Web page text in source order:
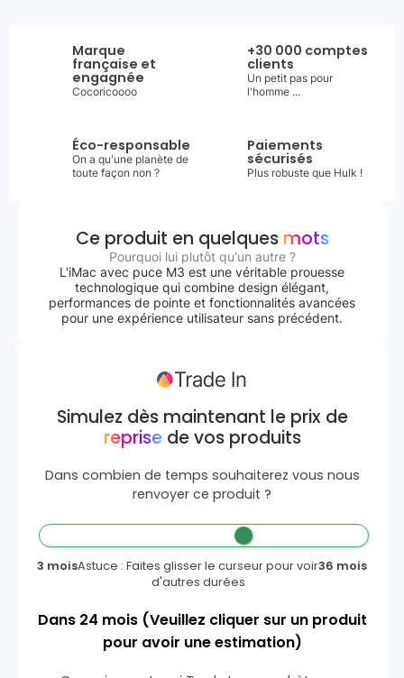
Marque
française et
engagnée
Cocoricoooo
+30 000 comptes
clients
Un petit pas pour
l'homme ...
Éco-responsable
On a qu'une planète de
toute façon non ?
Paiements
sécurisés
Plus robuste que Hulk !
Ce produit en quelques mots
Pourquoi lui plutôt qu'un autre ?
L'iMac avec puce M3 est une véritable prouesse
technologique qui combine design élégant,
performances de pointe et fonctionnalités avancées
pour une expérience utilisateur sans précédent.
Simulez dès maintenant le prix de
reprisede vos produits
Dans combien de temps souhaiterez vous nous
renvoyer ce produit ?
3 moisAstuce : Faites glisser le curseur pour voir
d'autres durées
36 mois
Dans 24 mois (Veuillez cliquer sur un produit
pour avoir une estimation)